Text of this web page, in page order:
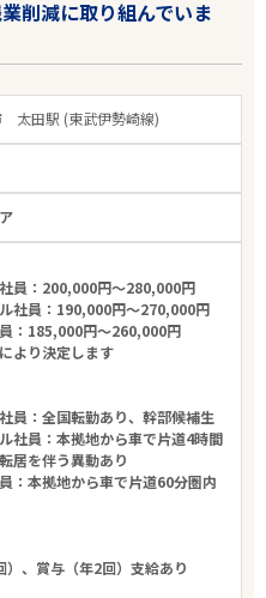
削減に取り組んでいま
太田駅 (東武伊勢崎線)
員：200,000円～280,000円
社員：190,000円～270,000円
：185,000円～260,000円
より決定します
員：全国転勤あり、幹部候補生
社員：本拠地から車で片道4時間
居を伴う異動あり
：本拠地から車で片道60分圏内
）、賞与（年2回）支給あり